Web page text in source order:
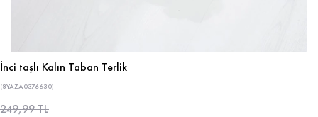
İnci taşlı Kalın Taban Terlik
(8YAZA0376630)
249,99 TL